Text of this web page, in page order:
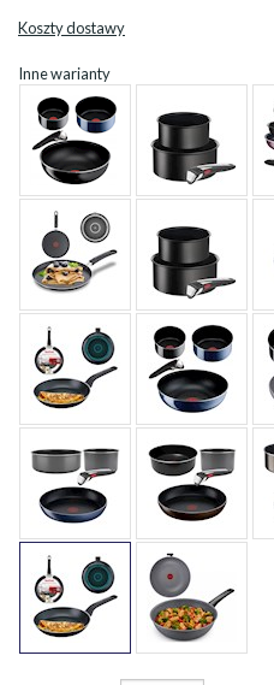
Koszty dostawy
Inne warianty